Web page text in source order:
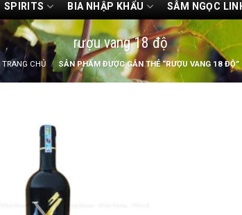
SPIRITS BIA NHẬP KHẨU SÂM NGỌC
rượu vang 18 độ
TRANG CHỦ / SẢN PHẨM ĐƯỢC GẮN THẺ “RƯỢU VANG 18 ĐỘ”